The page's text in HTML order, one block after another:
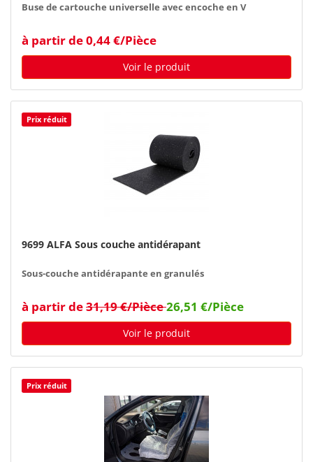
Buse de cartouche universelle avec encoche en V
à partir de 0,44 €/Pièce
Voir le produit
Prix réduit
9699 ALFA Sous couche antidérapant
Sous-couche antidérapante en granulés
à partir de31,19 €/Pièce26,51 €/Pièce
Voir le produit
Prix réduit